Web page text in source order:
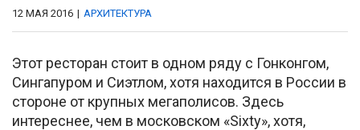
12 МАЯ 2016 | АРХИТЕКТУРА
Этот ресторан стоит в одном ряду с Гонконгом,
Сингапуром и Сиэтлом, хотя находится в России в
стороне от крупных мегаполисов. Здесь
интереснее, чем в московском «Sixty», хотя,